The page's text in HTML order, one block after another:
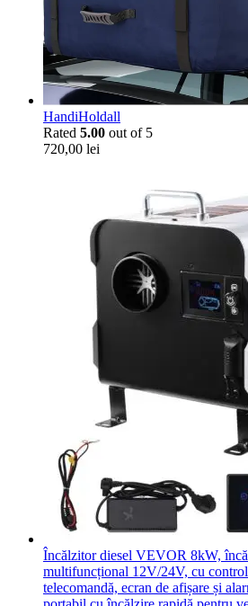
HandiHoldall
Rated 5.00 out of 5
720,00 lei
Încălzitor diesel VEVOR 8kW,
multifuncțional 12V/24V, cu
telecomandă, ecran de afișare și